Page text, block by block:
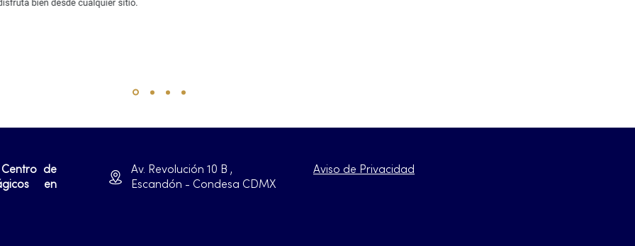
de
en
Av. Revolución 10 B ,
Escandón - Condesa CDMX
Aviso de Privacidad